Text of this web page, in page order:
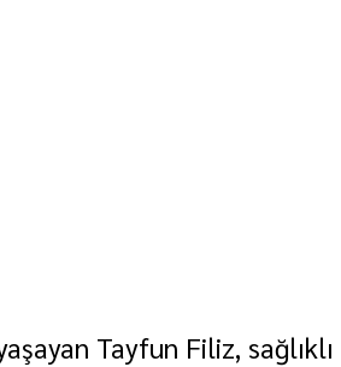
Tayfun Filiz,